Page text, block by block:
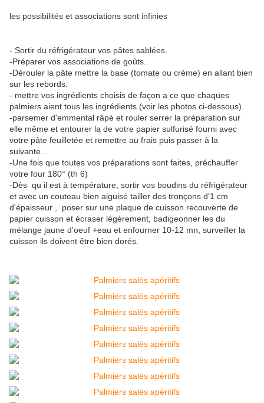
les possibilités et associations sont infinies
- Sortir du réfrigérateur vos pâtes sablées.
-Préparer vos associations de goûts.
-Dérouler la pâte mettre la base (tomate ou crème) en allant bien
sur les rebords.
- mettre vos ingrédients choisis de façon a ce que chaques
palmiers aient tous les ingrédients.(voir les photos ci-dessous).
-parsemer d'emmental râpé et rouler serrer la préparation sur
elle même et entourer la de votre papier sulfurisé fourni avec
votre pâte feuilletée et remettre au frais puis passer à la
suivante...
-Une fois que toutes vos préparations sont faites, préchauffer
votre four 180° (th 6)
-Dès qu il est à température, sortir vos boudins du réfrigérateur
et avec un couteau bien aiguisé tailler des tronçons d'1 cm
d'épaisseur , poser sur une plaque de cuisson recouverte de
papier cuisson et écraser légèrement, badigeonner les du
mélange jaune d'oeuf +eau et enfourner 10-12 mn, surveiller la
cuisson ils doivent être bien dorés.